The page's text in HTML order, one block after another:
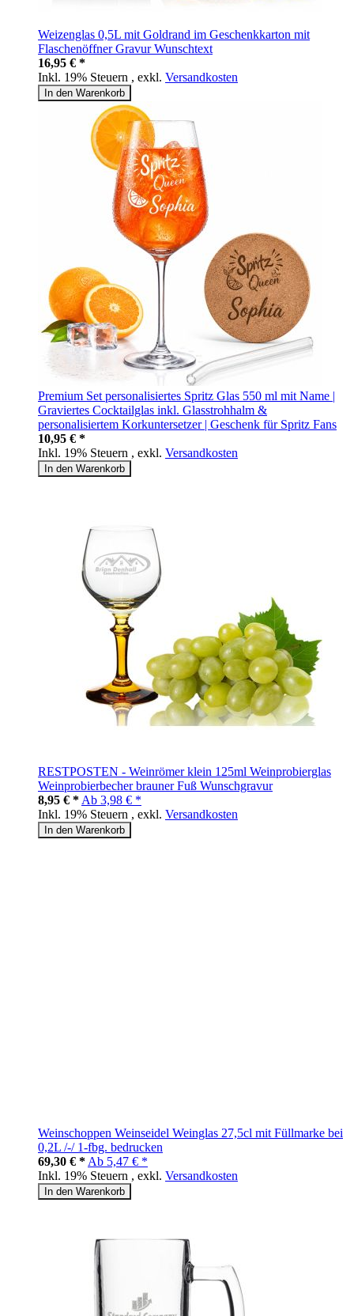
Weizenglas 0,5L mit Goldrand im Geschenkkarton mit
Flaschenöffner Gravur Wunschtext
16,95 € *
Inkl. 19% Steuern , exkl. Versandkosten
In den Warenkorb
Premium Set personalisiertes Spritz Glas 550 ml mit Name |
Graviertes Cocktailglas inkl. Glasstrohhalm &
personalisiertem Korkuntersetzer | Geschenk für Spritz Fans
10,95 € *
Inkl. 19% Steuern , exkl. Versandkosten
In den Warenkorb
RESTPOSTEN - Weinrömer klein 125ml Weinprobierglas
Weinprobierbecher brauner Fuß Wunschgravur
8,95 € * Ab 3,98 € *
Inkl. 19% Steuern , exkl. Versandkosten
In den Warenkorb
Weinschoppen Weinseidel Weinglas 27,5cl mit Füllmarke bei
0,2L /-/ 1-fbg. bedrucken
69,30 € * Ab 5,47 € *
Inkl. 19% Steuern , exkl. Versandkosten
In den Warenkorb